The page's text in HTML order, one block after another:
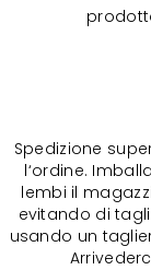
Spedizione
l‘ordine.
lembi il
evitando di
usando un